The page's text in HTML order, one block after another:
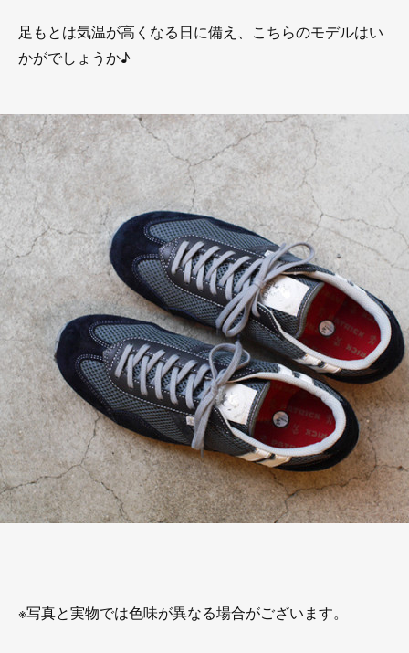
足もとは気温が高くなる日に備え、こちらのモデルはい
かがでしょうか♪
※写真と実物では色味が異なる場合がございます。